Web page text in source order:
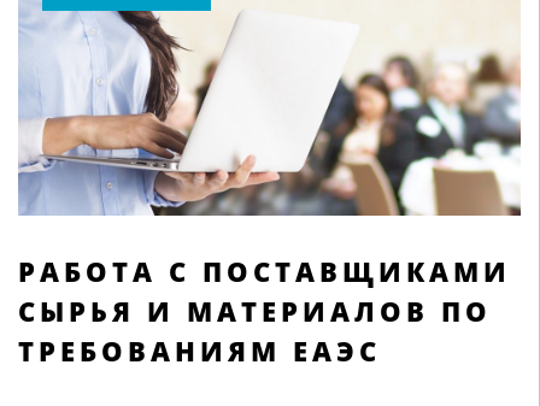
РАБОТА С ПОСТАВЩИКАМИ
СЫРЬЯ И МАТЕРИАЛОВ ПО
ТРЕБОВАНИЯМ ЕАЭС